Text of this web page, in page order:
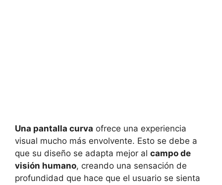
Una pantalla curva ofrece una experiencia
visual mucho más envolvente. Esto se debe a
que su diseño se adapta mejor al campo de
visión humano, creando una sensación de
profundidad que hace que el usuario se sienta